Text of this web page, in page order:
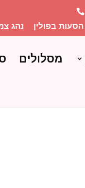
הסעות בפולין נהג
מסלולים